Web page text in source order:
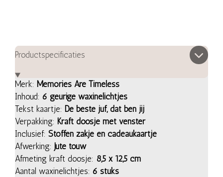
Productspecificaties
Merk: Memories Are Timeless
Inhoud: 6 geurige waxinelichtjes
Tekst kaartje: De beste juf, dat ben jij
Verpakking: Kraft doosje met venster
Inclusief: Stoffen zakje en cadeaukaartje
Afwerking: Jute touw
Afmeting kraft doosje: 8,5 x 12,5 cm
Aantal waxinelichtjes: 6 stuks